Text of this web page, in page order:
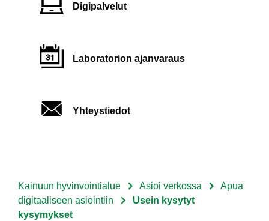
Digipalvelut
Laboratorion ajanvaraus
Yhteystiedot
Murupolku
Kainuun hyvinvointialue Asioi verkossa
Apua
di­gi­taa­li­seen asioin­tiin
Usein kysytyt
kysymykset